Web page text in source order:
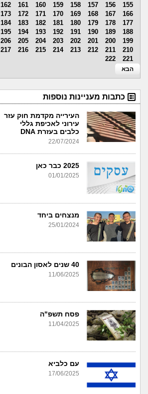
155
156
157
158
159
160
161
162
166
167
168
169
170
171
172
173
177
178
179
180
181
182
183
184
188
189
190
191
192
193
194
195
199
200
201
202
203
204
205
206
210
211
212
213
214
215
216
217
221
222
הבא
כתבות מעניינות נוספות
העירייה מקדמת חוק עזר
עירוני לאכיפת גללי
כלבים בעזרת DNA
22/07/2024
2025 כבר כאן
01/01/2025
מנצחים ביחד
25/01/2024
40 שנים לאסון הבונים
11/06/2025
פסח תשפ"ה
11/04/2025
עם כלביא
17/06/2025